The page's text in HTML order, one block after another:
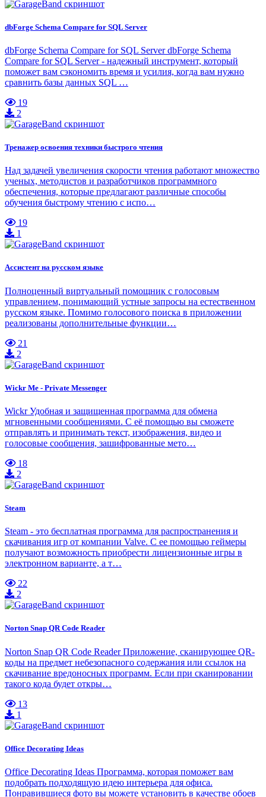
dbForge Schema Compare for SQL Server
dbForge Schema Compare for SQL Server dbForge Schema
Compare for SQL Server - надежный инструмент, который
поможет вам сэкономить время и усилия, когда вам нужно
сравнить базы данных SQL …
19
2
Тренажер освоения техники быстрого чтения
Над задачей увеличения скорости чтения работают множество
ученых, методистов и разработчиков программного
обеспечения, которые предлагают различные способы
обучения быстрому чтению с испо…
19
1
Ассистент на русском языке
Полноценный виртуальный помощник с голосовым
управлением, понимающий устные запросы на естественном
русском языке. Помимо голосового поиска в приложении
реализованы дополнительные функции…
21
2
Wickr Me - Private Messenger
Wickr Удобная и защищенная программа для обмена
мгновенными сообщениями. С её помощью вы сможете
отправлять и принимать текст, изображения, видео и
голосовые сообщения, зашифрованные мето…
18
2
Steam
Steam - это бесплатная программа для распространения и
скачивания игр от компании Valve. С ее помощью геймеры
получают возможность приобрести лицензионные игры в
электронном варианте, а т…
22
2
Norton Snap QR Code Reader
Norton Snap QR Code Reader Приложение, сканирующее QR-
коды на предмет небезопасного содержания или ссылок на
скачивание вредоносных программ. Если при сканировании
такого кода будет откры…
13
1
Office Decorating Ideas
Office Decorating Ideas Программа, которая поможет вам
подобрать подходящую идею интерьера для офиса.
Понравившиеся фото вы можете установить в качестве обоев